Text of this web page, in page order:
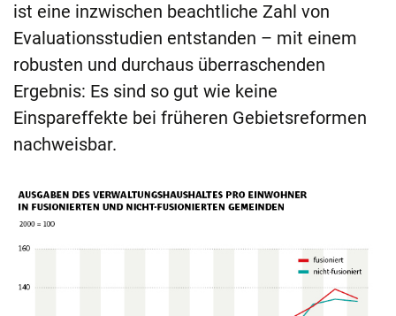
ist eine inzwischen beachtliche Zahl von
Evaluationsstudien entstanden – mit einem
robusten und durchaus überraschenden
Ergebnis: Es sind so gut wie keine
Einspareffekte bei früheren Gebietsreformen
nachweisbar.